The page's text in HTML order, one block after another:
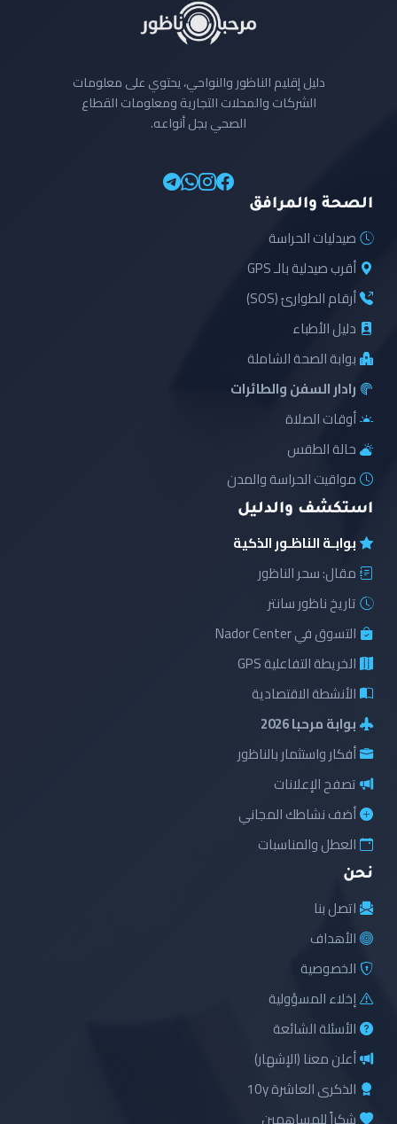
دليل إقليم الناظور والنواحي، يحتوي على معلومات
الشركات والمحلات التجارية ومعلومات القطاع
الصحي بجل أنواعه.
الصحة والمرافق
صيدليات الحراسة
أقرب صيدلية بالـ GPS
أرقام الطوارئ (SOS)
دليل الأطباء
بوابة الصحة الشاملة
رادار السفن والطائرات
أوقات الصلاة
حالة الطقس
مواقيت الحراسة والمدن
استكشف والدليل
بوابـة الناظـور الذكية
مقال: سحر الناظور
تاريخ ناظور سانتر
التسوق في Nador Center
الخريطة التفاعلية GPS
الأنشطة الاقتصادية
بوابة مرحبا 2026
أفكار واستثمار بالناظور
تصفح الإعلانات
أضف نشاطك المجاني
العطل والمناسبات
نحن
اتصل بنا
الأهداف
الخصوصية
إخلاء المسؤولية
الأسئلة الشائعة
أعلن معنا (الإشهار)
الذكرى العاشرة 10y